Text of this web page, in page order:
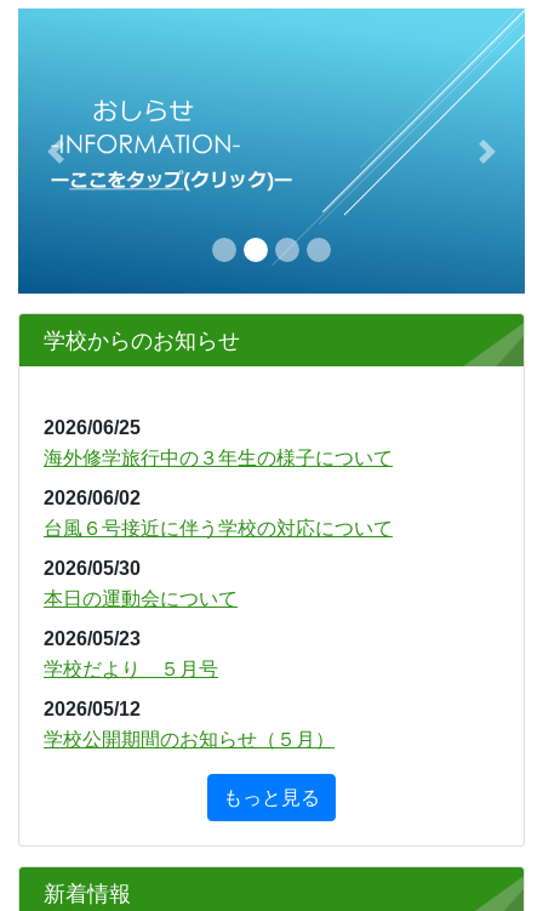
Previous Next
学校からのお知らせ
2026/06/25
海外修学旅行中の３年生の様子について
2026/06/02
台風６号接近に伴う学校の対応について
2026/05/30
本日の運動会について
2026/05/23
学校だより ５月号
2026/05/12
学校公開期間のお知らせ（５月）
もっと見る
新着情報